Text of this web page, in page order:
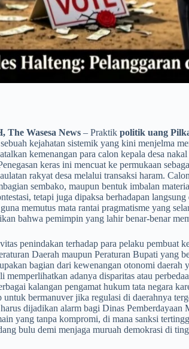
Wasesa News – Praktik politik uang
kejahatan sistemik yang kini menjelma
kemenangan para calon kepala desa
keras ini mencuat ke permukaan
rakyat desa melalui transaksi haram.
sembako, maupun bentuk imbalan
tetapi juga dipaksa berhadapan
memutus mata rantai pragmatisme yang
bahwa pemimpin yang lahir benar-benar
penindakan terhadap para pelaku pembuat
Daerah maupun Peraturan Bupati
bagian dari kewenangan otonomi daerah
memperlihatkan adanya disparitas atau
kalangan pengamat hukum tata negara
untuk bermanuver jika regulasi di daerahnya
dijadikan alarm bagi Dinas Pemberdayaan
yang tanpa kompromi, di mana sanksi
bulu demi menjaga muruah demokrasi di